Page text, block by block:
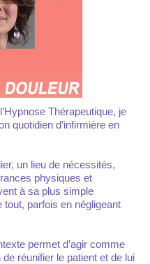
quotidien d’infirmière en
un lieu de nécessités,
physiques et
à sa plus simple
parfois en négligeant
permet d’agir comme
réunifier le patient et de lui